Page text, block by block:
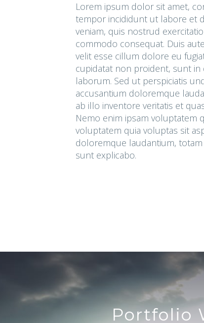
Lorem ipsum dolor sit amet,
tempor incididunt ut labore et
veniam, quis nostrud
commodo consequat. Duis
velit esse cillum dolore eu
cupidatat non proident, sunt
laborum. Sed ut perspiciatis
accusantium doloremque
ab illo inventore veritatis et
Nemo enim ipsam voluptatem
voluptatem quia voluptas sit
doloremque laudantium,
sunt explicabo.
Portfolio